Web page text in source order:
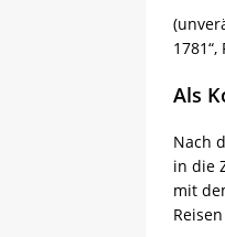
Als
Nach
in die
mit